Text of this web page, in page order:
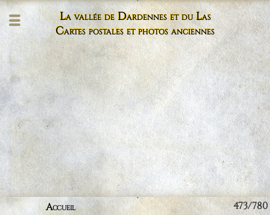
La vallée de Dardennes et du Las
Cartes postales et photos anciennes
473/780
Accueil